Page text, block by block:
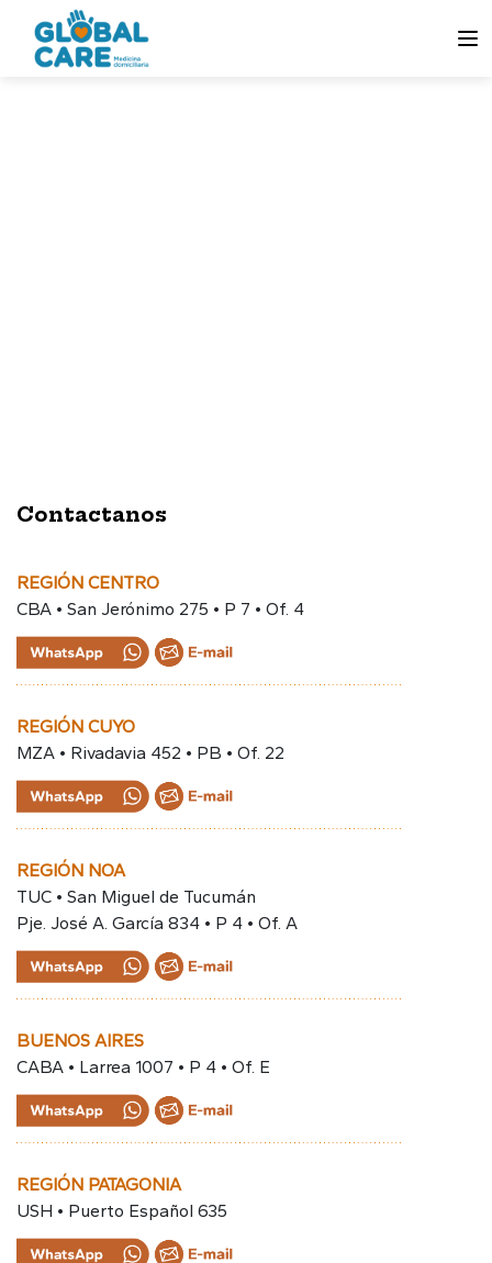
Contactanos
REGIÓN CENTRO
CBA • San Jerónimo 275 • P 7 • Of. 4
REGIÓN CUYO
MZA • Rivadavia 452 • PB • Of. 22
REGIÓN NOA
TUC • San Miguel de Tucumán
Pje. José A. García 834 • P 4 • Of. A
BUENOS AIRES
CABA • Larrea 1007 • P 4 • Of. E
REGIÓN PATAGONIA
USH • Puerto Español 635